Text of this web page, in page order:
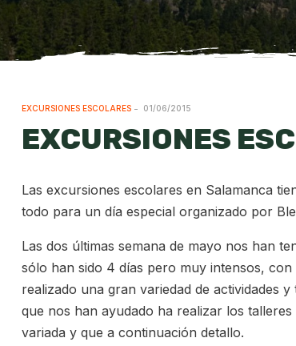
EXCURSIONES ESCOLARES 01/06/2015
EXCURSIONES
Las excursiones escolares en Salamanca
todo para un día especial organizado por
Las dos últimas semana de mayo nos han
sólo han sido 4 días pero muy intensos,
realizado una gran variedad de actividades
que nos han ayudado ha realizar los
variada y que a continuación detallo.